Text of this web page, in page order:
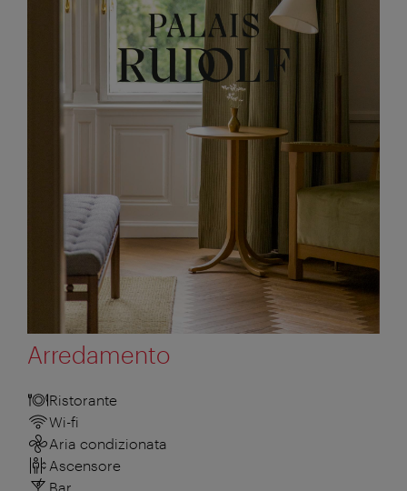
Arredamento
Ristorante
Wi-fi
Aria condizionata
Ascensore
Bar